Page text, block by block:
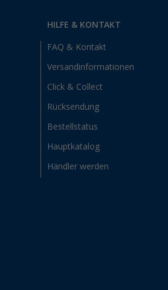
HILFE & KONTAKT
FAQ & Kontakt
Versandinformationen
Click & Collect
Rücksendung
Bestellstatus
Hauptkatalog
Händler werden